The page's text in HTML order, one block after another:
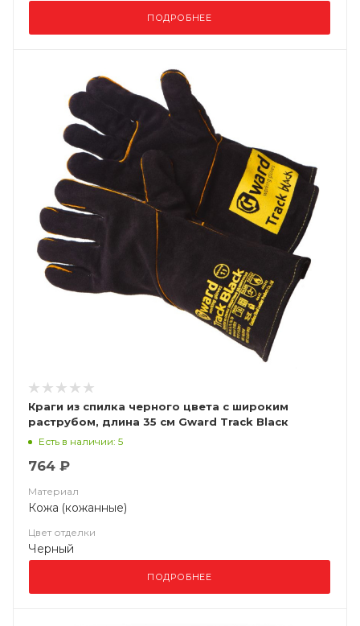
ПОДРОБНЕЕ
Краги из спилка черного цвета с широким
раструбом, длина 35 см Gward Track Blacк
Есть в наличии: 5
764 ₽
Материал
Кожа (кожанные)
Цвет отделки
Черный
ПОДРОБНЕЕ